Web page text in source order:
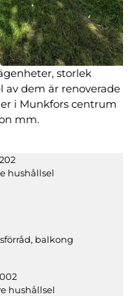
storlek
av dem är renoverade
i Munkfors centrum
mm.
hushållsel
balkong
hushållsel